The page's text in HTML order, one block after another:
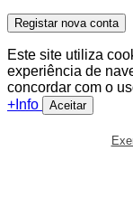
Registar nova conta
Este site utiliza
experiência de
concordar com o
+Info
Aceitar